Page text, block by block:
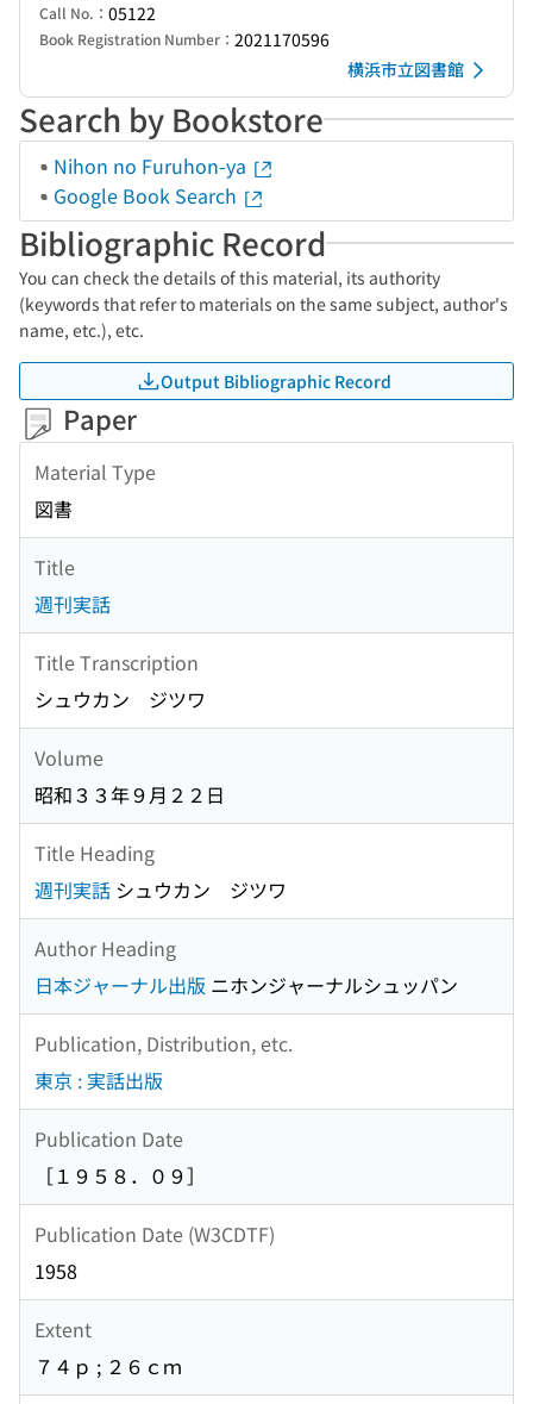
Call No.： 05122
Book Registration Number： 2021170596
横浜市立図書館
Search by Bookstore
Nihon no Furuhon-ya
Google Book Search
Bibliographic Record
You can check the details of this material, its authority
(keywords that refer to materials on the same subject, author's
name, etc.), etc.
Output Bibliographic Record
Paper
Material Type
図書
Title
週刊実話
Title Transcription
シュウカン ジツワ
Volume
昭和３３年９月２２日
Title Heading
週刊実話 シュウカン ジツワ
Author Heading
日本ジャーナル出版 ニホンジャーナルシュッパン
Publication, Distribution, etc.
東京 : 実話出版
Publication Date
［１９５８．０９］
Publication Date (W3CDTF)
1958
Extent
７４ｐ ; ２６ｃｍ